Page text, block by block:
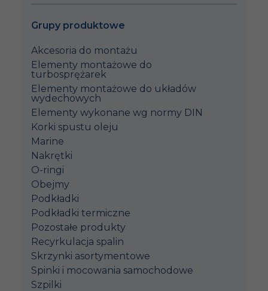
Grupy produktowe
Akcesoria do montażu
Elementy montażowe do
turbosprężarek
Elementy montażowe do układów
wydechowych
Elementy wykonane wg normy DIN
Korki spustu oleju
Marine
Nakrętki
O-ringi
Obejmy
Podkładki
Podkładki termiczne
Pozostałe produkty
Recyrkulacja spalin
Skrzynki asortymentowe
Spinki i mocowania samochodowe
Szpilki